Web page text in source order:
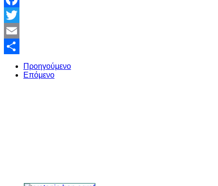
Facebook
Twitter
Email
Share
Προηγούμενο
Επόμενο